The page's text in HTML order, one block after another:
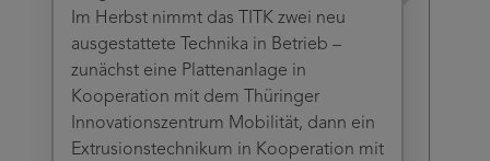
Im Herbst nimmt das TITK zwei neu
ausgestattete Technika in Betrieb –
zunächst eine Plattenanlage in
Kooperation mit dem Thüringer
Innovationszentrum Mobilität, dann ein
Extrusionstechnikum in Kooperation mit